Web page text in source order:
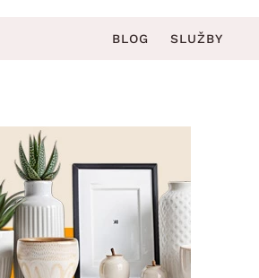
Kuchyňské příslušenství
Kuchyňské doplňky
Koupelnové doplňky
Zahradní doplňky
Zobrazit vše
BLOG SLUŽBY